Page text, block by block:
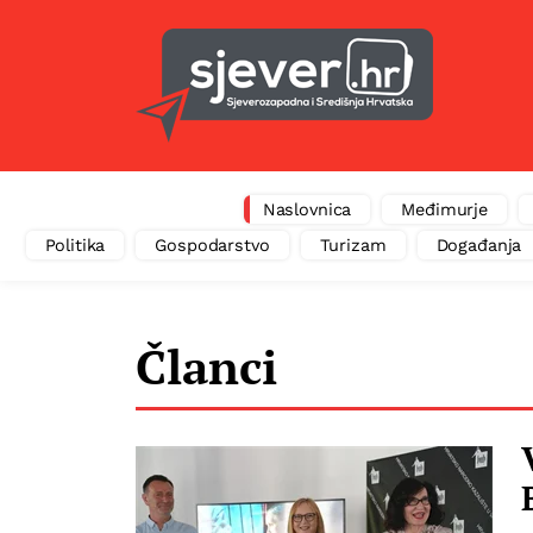
Naslovnica
Međimurje
Politika
Gospodarstvo Turizam Događanja
Članci